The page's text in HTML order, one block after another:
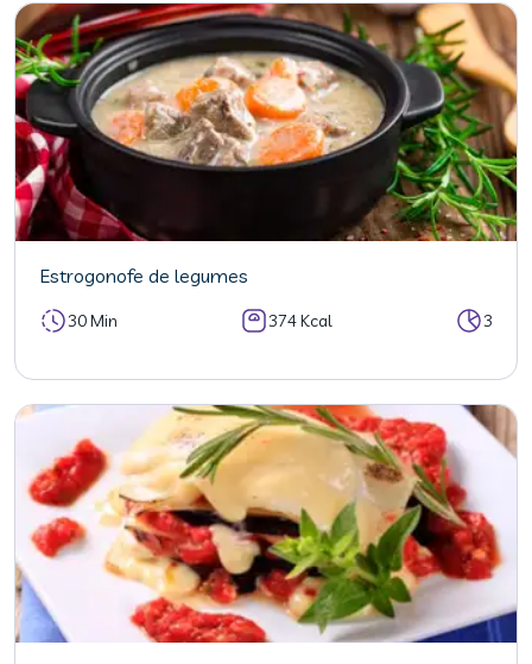
Estrogonofe de legumes
30 Min 374 Kcal 3